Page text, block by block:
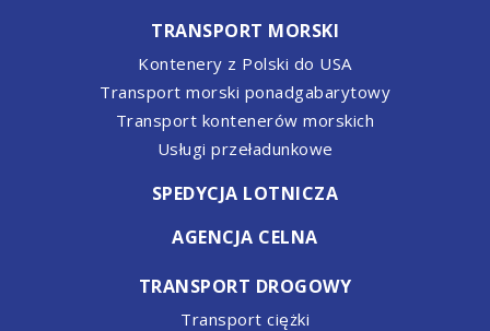
TRANSPORT MORSKI
Kontenery z Polski do USA
Transport morski ponadgabarytowy
Transport kontenerów morskich
Usługi przeładunkowe
SPEDYCJA LOTNICZA
AGENCJA CELNA
TRANSPORT DROGOWY
Transport ciężki